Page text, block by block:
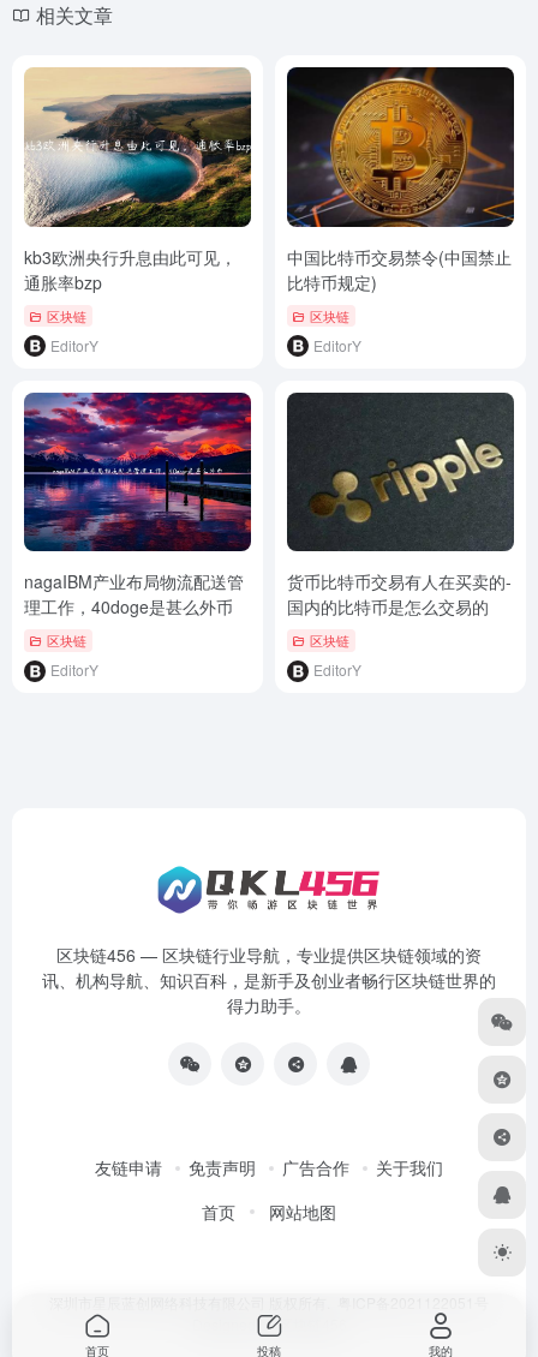
相关文章
kb3欧洲央行升息由此可见，
通胀率bzp
区块链
EditorY
中国比特币交易禁令(中国禁止
比特币规定)
区块链
EditorY
nagaIBM产业布局物流配送管
理工作，40doge是甚么外币
区块链
EditorY
货币比特币交易有人在买卖的-
国内的比特币是怎么交易的
区块链
EditorY
区块链456 — 区块链行业导航，专业提供区块链领域的资
讯、机构导航、知识百科，是新手及创业者畅行区块链世界的
得力助手。
友链申请 免责声明 广告合作
关于我们
首页
网站地图
Designed by区块链456
首页 投稿 我的